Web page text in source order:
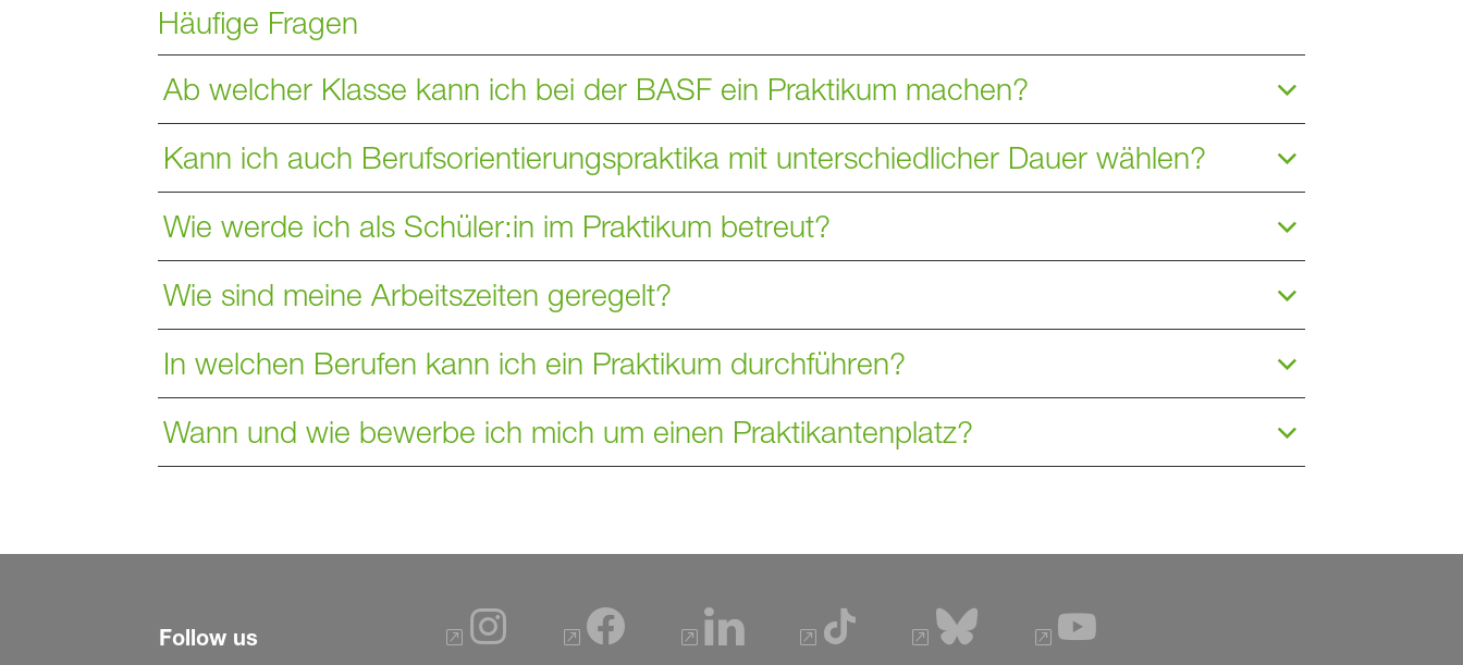
Häufige Fragen
Ab welcher Klasse kann ich bei der BASF ein Praktikum machen?
Kann ich auch Berufsorientierungspraktika mit unterschiedlicher Dauer wählen?
Wie werde ich als Schüler:in im Praktikum betreut?
Wie sind meine Arbeitszeiten geregelt?
In welchen Berufen kann ich ein Praktikum durchführen?
Wann und wie bewerbe ich mich um einen Praktikantenplatz?
Follow us